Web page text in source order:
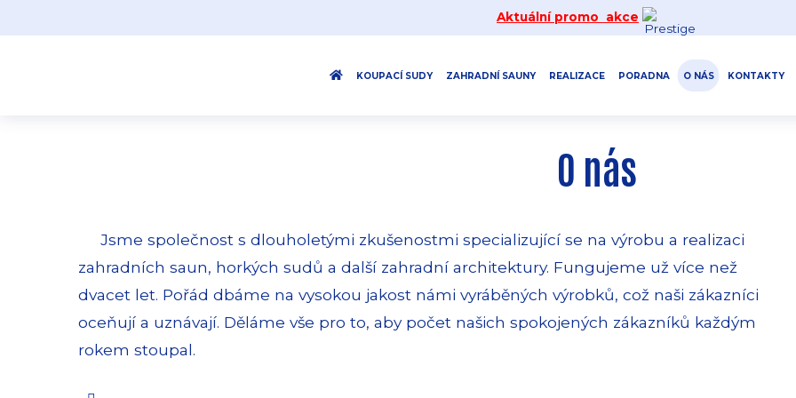
Aktuální promo akce
KOUPACÍ SUDY ZAHRADNÍ SAUNY REALIZACE PORADNA O NÁS KONTAKTY
O nás
Jsme společnost s dlouholetými zkušenostmi specializující se na výrobu a realizaci
zahradních saun, horkých sudů a další zahradní architektury. Fungujeme už více než
dvacet let. Pořád dbáme na vysokou jakost námi vyráběných výrobků, což naši zákazníci
oceňují a uznávají. Děláme vše pro to, aby počet našich spokojených zákazníků každým
rokem stoupal.